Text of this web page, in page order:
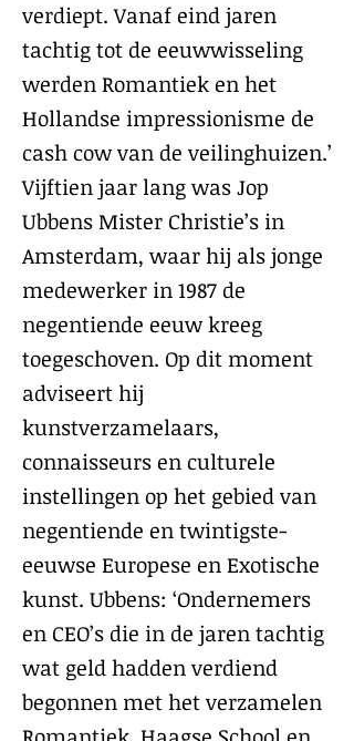
verdiept. Vanaf eind jaren
tachtig tot de eeuwwisseling
werden Romantiek en het
Hollandse impressionisme de
cash cow van de veilinghuizen.’
Vijftien jaar lang was Jop
Ubbens Mister Christie’s in
Amsterdam, waar hij als jonge
medewerker in 1987 de
negentiende eeuw kreeg
toegeschoven. Op dit moment
adviseert hij
kunstverzamelaars,
connaisseurs en culturele
instellingen op het gebied van
negentiende en twintigste-
eeuwse Europese en Exotische
kunst. Ubbens: ‘Ondernemers
en CEO’s die in de jaren tachtig
wat geld hadden verdiend
begonnen met het verzamelen